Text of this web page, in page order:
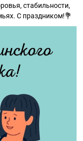
стабильности,
С праздником!💐